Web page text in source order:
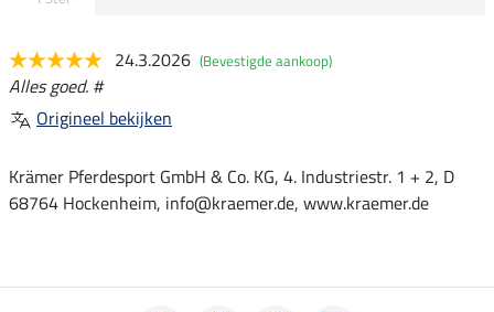
24.3.2026 (Bevestigde aankoop)
Alles goed. #
Origineel bekijken
Krämer Pferdesport GmbH & Co. KG, 4. Industriestr. 1 + 2, D
68764 Hockenheim, info@kraemer.de, www.kraemer.de